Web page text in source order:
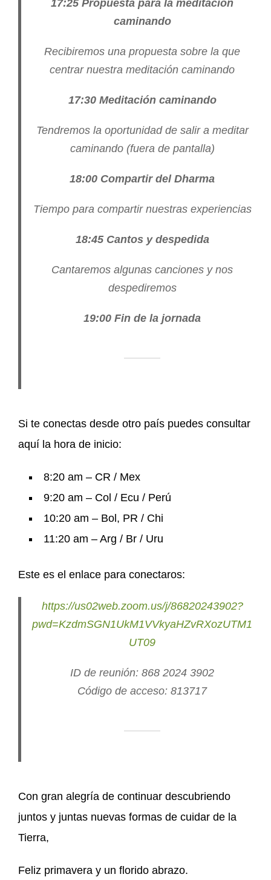
17:25 Propuesta para la meditación
caminando
Recibiremos una propuesta sobre la que
centrar nuestra meditación caminando
17:30 Meditación caminando
Tendremos la oportunidad de salir a meditar
caminando (fuera de pantalla)
18:00 Compartir del Dharma
Tiempo para compartir nuestras experiencias
18:45 Cantos y despedida
Cantaremos algunas canciones y nos
despediremos
19:00 Fin de la jornada
Si te conectas desde otro país puedes consultar
aquí la hora de inicio:
8:20 am – CR / Mex
9:20 am – Col / Ecu / Perú
10:20 am – Bol, PR / Chi
11:20 am – Arg / Br / Uru
Este es el enlace para conectaros:
https://us02web.zoom.us/j/86820243902?
pwd=KzdmSGN1UkM1VVkyaHZvRXozUTM1
UT09
ID de reunión: 868 2024 3902
Código de acceso: 813717
Con gran alegría de continuar descubriendo
juntos y juntas nuevas formas de cuidar de la
Tierra,
Feliz primavera y un florido abrazo.